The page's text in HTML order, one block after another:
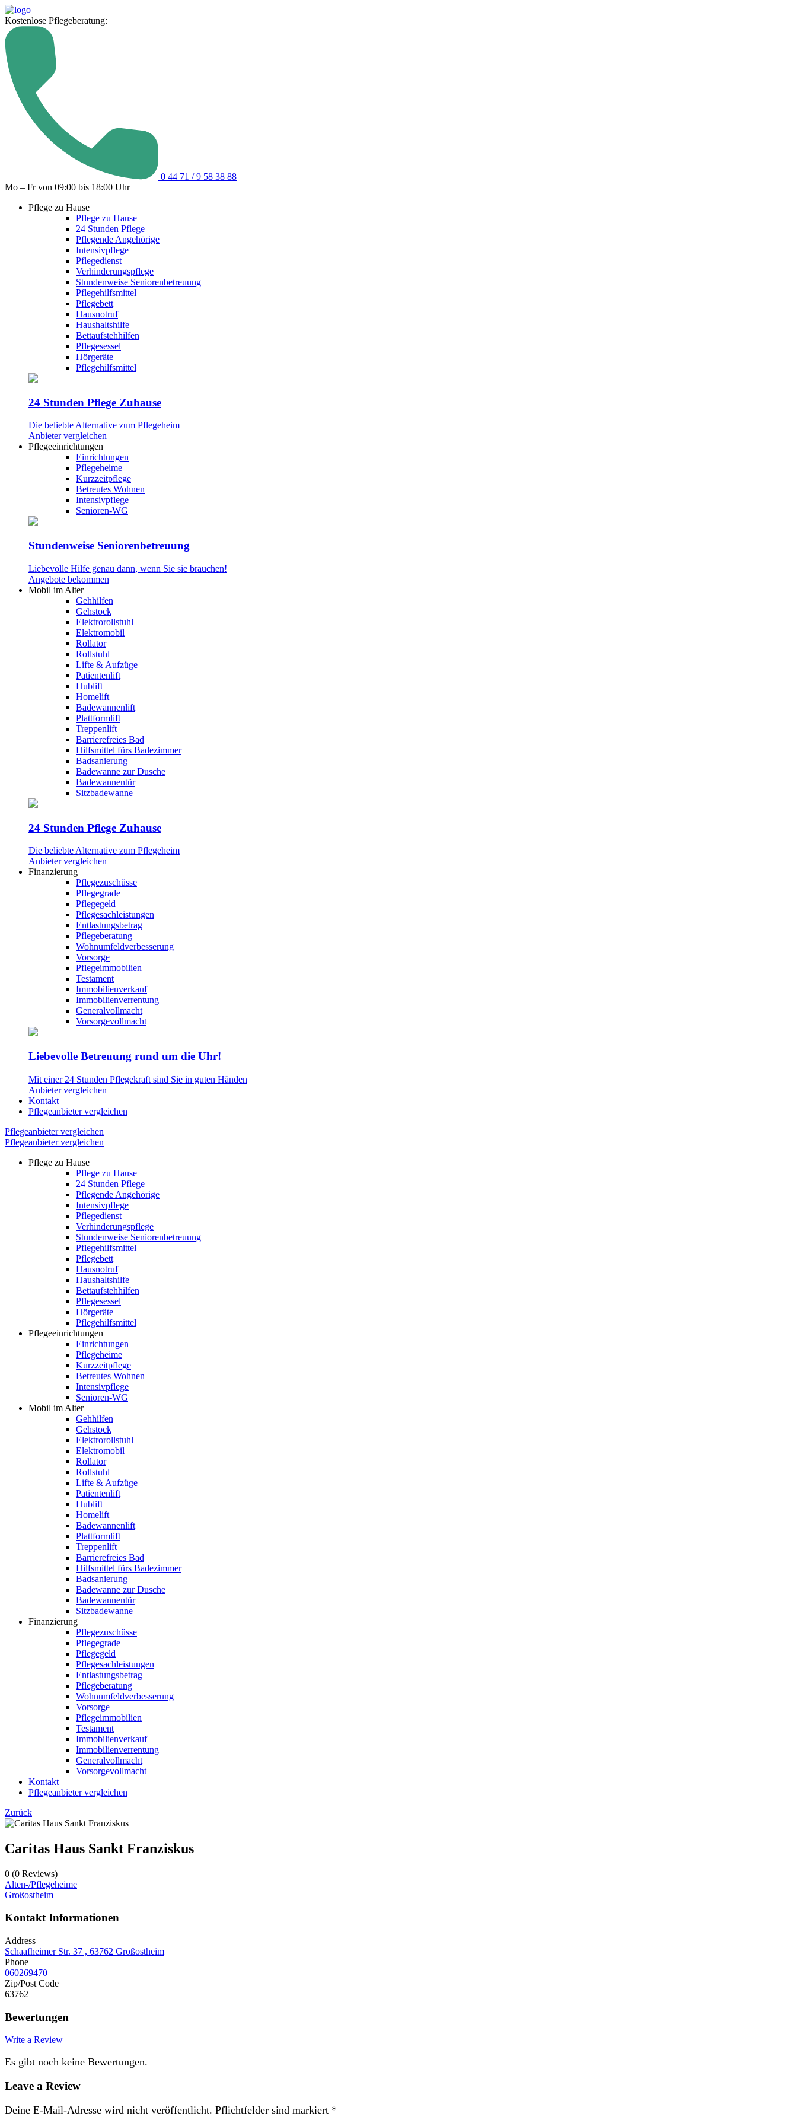
Kostenlose Pflegeberatung:
0 44 71 / 9 58 38 88
Mo – Fr von 09:00 bis 18:00 Uhr
Pflege zu Hause
Pflege zu Hause
24 Stunden Pflege
Pflegende Angehörige
Intensivpflege
Pflegedienst
Verhinderungspflege
Stundenweise Seniorenbetreuung
Pflegehilfsmittel
Pflegebett
Hausnotruf
Haushaltshilfe
Bettaufstehhilfen
Pflegesessel
Hörgeräte
Pflegehilfsmittel
24 Stunden Pflege Zuhause
Die beliebte Alternative zum Pflegeheim
Anbieter vergleichen
Pflegeeinrichtungen
Einrichtungen
Pflegeheime
Kurzzeitpflege
Betreutes Wohnen
Intensivpflege
Senioren-WG
Stundenweise Seniorenbetreuung
Liebevolle Hilfe genau dann, wenn Sie sie brauchen!
Angebote bekommen
Mobil im Alter
Gehhilfen
Gehstock
Elektrorollstuhl
Elektromobil
Rollator
Rollstuhl
Lifte & Aufzüge
Patientenlift
Hublift
Homelift
Badewannenlift
Plattformlift
Treppenlift
Barrierefreies Bad
Hilfsmittel fürs Badezimmer
Badsanierung
Badewanne zur Dusche
Badewannentür
Sitzbadewanne
24 Stunden Pflege Zuhause
Die beliebte Alternative zum Pflegeheim
Anbieter vergleichen
Finanzierung
Pflegezuschüsse
Pflegegrade
Pflegegeld
Pflegesachleistungen
Entlastungsbetrag
Pflegeberatung
Wohnumfeldverbesserung
Vorsorge
Pflegeimmobilien
Testament
Immobilienverkauf
Immobilienverrentung
Generalvollmacht
Vorsorgevollmacht
Liebevolle Betreuung rund um die Uhr!
Mit einer 24 Stunden Pflegekraft sind Sie in guten Händen
Anbieter vergleichen
Kontakt
Pflegeanbieter vergleichen
Pflegeanbieter vergleichen
Pflegeanbieter vergleichen
Pflege zu Hause
Pflege zu Hause
24 Stunden Pflege
Pflegende Angehörige
Intensivpflege
Pflegedienst
Verhinderungspflege
Stundenweise Seniorenbetreuung
Pflegehilfsmittel
Pflegebett
Hausnotruf
Haushaltshilfe
Bettaufstehhilfen
Pflegesessel
Hörgeräte
Pflegehilfsmittel
Pflegeeinrichtungen
Einrichtungen
Pflegeheime
Kurzzeitpflege
Betreutes Wohnen
Intensivpflege
Senioren-WG
Mobil im Alter
Gehhilfen
Gehstock
Elektrorollstuhl
Elektromobil
Rollator
Rollstuhl
Lifte & Aufzüge
Patientenlift
Hublift
Homelift
Badewannenlift
Plattformlift
Treppenlift
Barrierefreies Bad
Hilfsmittel fürs Badezimmer
Badsanierung
Badewanne zur Dusche
Badewannentür
Sitzbadewanne
Finanzierung
Pflegezuschüsse
Pflegegrade
Pflegegeld
Pflegesachleistungen
Entlastungsbetrag
Pflegeberatung
Wohnumfeldverbesserung
Vorsorge
Pflegeimmobilien
Testament
Immobilienverkauf
Immobilienverrentung
Generalvollmacht
Vorsorgevollmacht
Kontakt
Pflegeanbieter vergleichen
Zurück
Caritas Haus Sankt Franziskus
0 (0 Reviews)
Alten-/Pflegeheime
Großostheim
Kontakt Informationen
Address
Schaafheimer Str. 37 , 63762 Großostheim
Phone
060269470
Zip/Post Code
63762
Bewertungen
Write a Review
Es gibt noch keine Bewertungen.
Leave a Review
Deine E-Mail-Adresse wird nicht veröffentlicht. Pflichtfelder sind markiert *